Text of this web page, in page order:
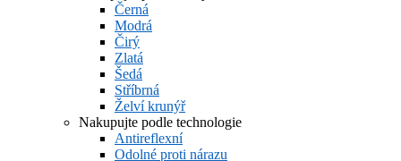
Černá
Modrá
Čirý
Zlatá
Šedá
Stříbrná
Želví krunýř
Nakupujte podle technologie
Antireflexní
Odolné proti nárazu